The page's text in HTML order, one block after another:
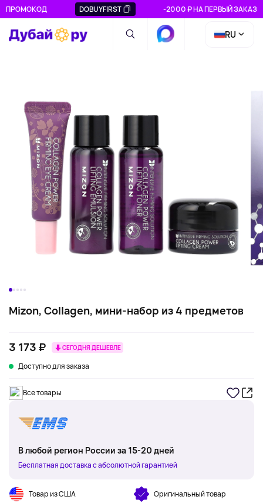
ПРОМОКОД DOBUYFIRST -2000 ₽ НА ПЕРВЫЙ ЗАКАЗ
RU
Mizon, Collagen, мини-набор из 4 предметов
3 173 ₽ СЕГОДНЯ ДЕШЕВЛЕ
Доступно для заказа
Все товары
В любой регион России за 15-20 дней
Бесплатная доставка с абсолютной гарантией
Товар из США Оригинальный товар